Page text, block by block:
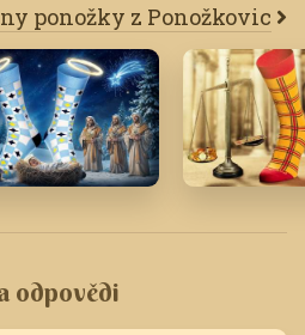
ponožky z Ponožkovic
odpovědi